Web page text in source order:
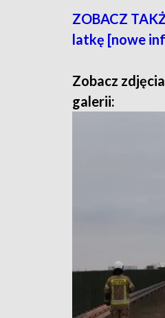
ZOBACZ
latkę [nowe
Zobacz
galerii: